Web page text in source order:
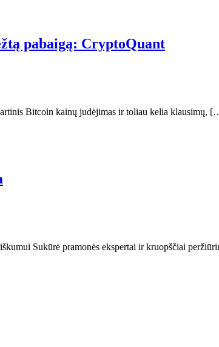
pabaigą: CryptoQuant
Bitcoin kainų judėjimas ir toliau kelia klausimų,
Sukūrė pramonės ekspertai ir kruopščiai